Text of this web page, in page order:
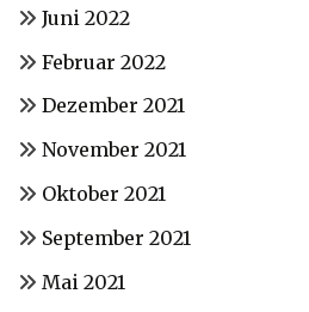
Juni 2022
Februar 2022
Dezember 2021
November 2021
Oktober 2021
September 2021
Mai 2021